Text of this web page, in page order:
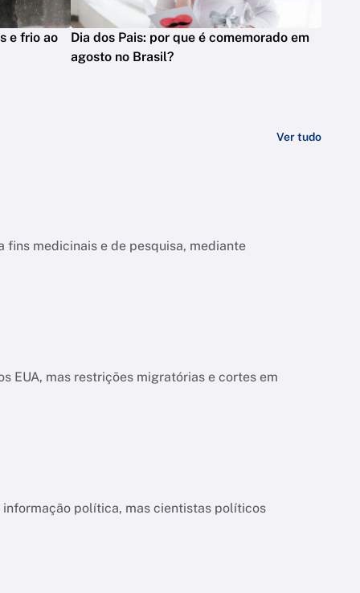
e frio ao
Dia dos Pais: por que é comemorado em
agosto no Brasil?
Ver tudo
fins medicinais e de pesquisa, mediante
EUA, mas restrições migratórias e cortes em
política, mas cientistas políticos